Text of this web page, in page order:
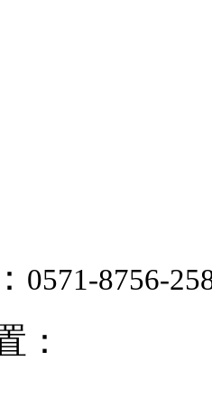
0571-8756-
：